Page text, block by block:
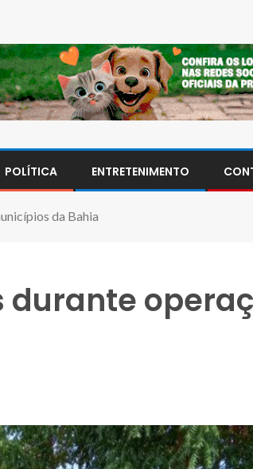
POLÍTICA ENTRETENIMENTO
da Bahia
durante